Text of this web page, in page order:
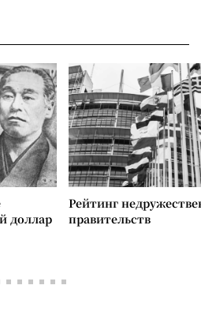
доллар
Рейтинг
правительств